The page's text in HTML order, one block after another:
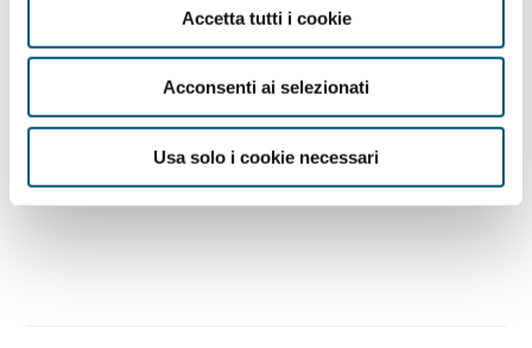
Accetta tutti i cookie
Acconsenti ai selezionati
Usa solo i cookie necessari
sistema produttivo e del mondo sociale, elemento
chiave della strategia di sviluppo sostenibile, che
trova una prima concreta applicazione con il
Protocollo lombardo per lo sviluppo sostenibile.
Scarica il programma